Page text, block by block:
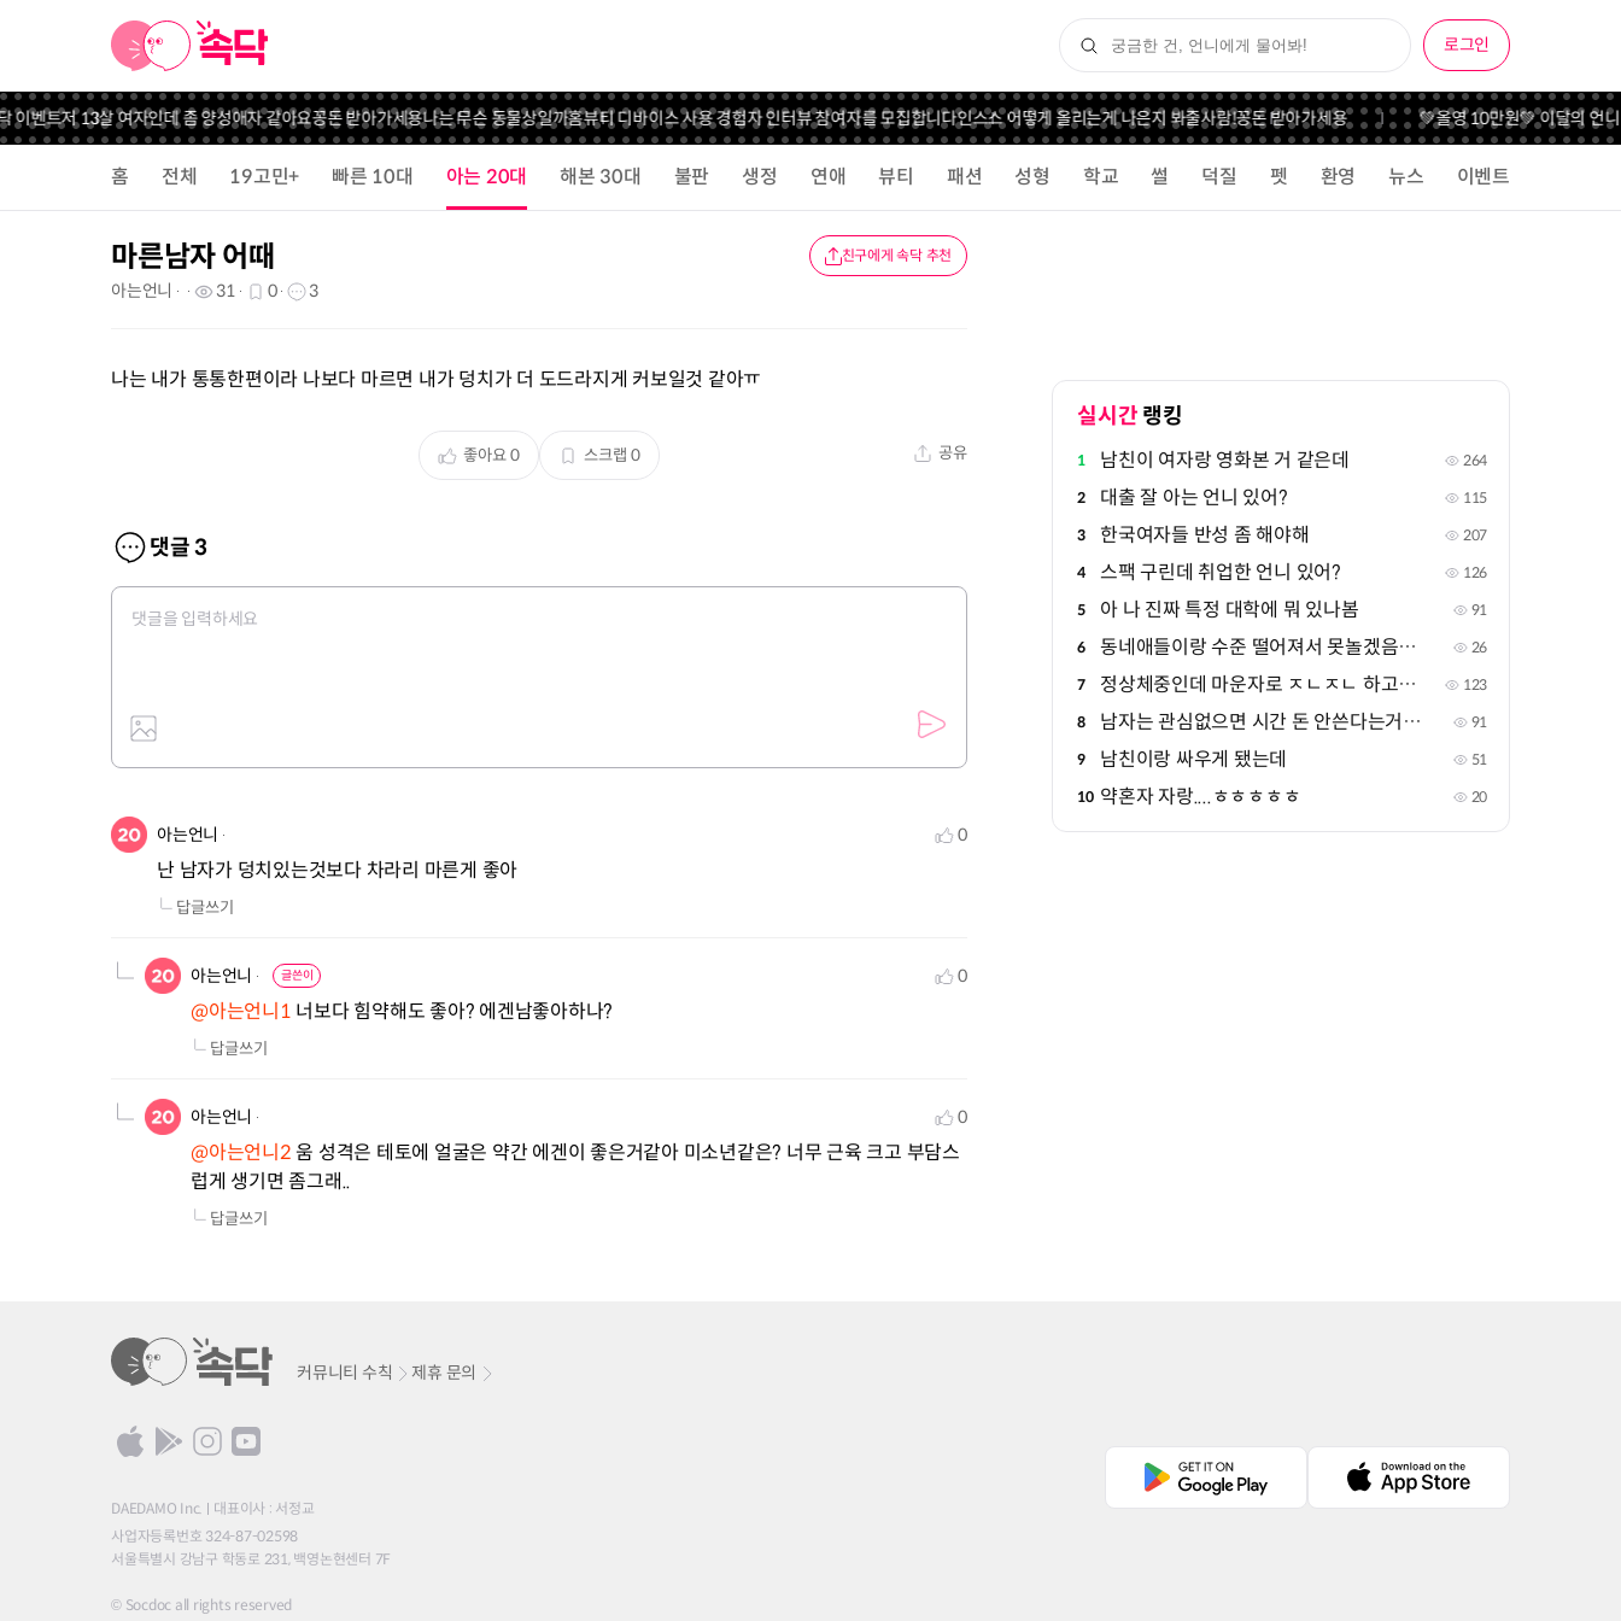
로그인
벤트저 13살 여자인데 좀 양성애자 같아요꽁돈 받아가세용나는 무슨 동물상일까홈뷰티 디바이스 사용 경험자 인터뷰 참여자를 모집합니다인스스 어떻게 올리는게 나은지 봐줄사람!꽁돈 받아가세용 💚올영 10만원💚 이달의 언니
홈 전체 19고민+ 빠른 10대 아는 20대 해본 30대 불판 생정 연애 뷰티 패션 성형 학교 썰 덕질 펫 환영 뉴스 이벤트
마른남자 어때 친구에게 속닥 추천
아는언니 31 0 3
나는 내가 통통한편이라 나보다 마르면 내가 덩치가 더 도드라지게 커보일것 같아ㅠ
좋아요0 스크랩 0 공유
댓글3
아는언니 0
난 남자가 덩치있는것보다 차라리 마른게 좋아
답글쓰기
아는언니 글쓴이 0
@아는언니1 너보다 힘약해도 좋아? 에겐남좋아하나?
답글쓰기
아는언니 0
@아는언니2 움 성격은 테토에 얼굴은 약간 에겐이 좋은거같아 미소년같은? 너무 근육 크고 부담스
럽게 생기면 좀그래..
답글쓰기
실시간 랭킹
1 남친이 여자랑 영화본 거 같은데 264
2 대출 잘 아는 언니 있어? 115
3 한국여자들 반성 좀 해야해 207
4 스팩 구린데 취업한 언니 있어? 126
5 아 나 진짜 특정 대학에 뭐 있나봄 91
6 동네애들이랑 수준 떨어져서 못놀겠음ㅅㅂ 26
7 정상체중인데 마운자로 ㅈㄴㅈㄴ 하고싶음 123
8 남자는 관심없으면 시간 돈 안쓴다는거 진짜야? 91
9 남친이랑 싸우게 됐는데 51
10 약혼자 자랑....ㅎㅎㅎㅎㅎ 20
커뮤니티 수칙 제휴 문의
DAEDAMO Inc.
대표이사 : 서정교
사업자등록번호 324-87-02598
서울특별시 강남구 학동로 231, 백영논현센터 7F
© Socdoc all rights reserved